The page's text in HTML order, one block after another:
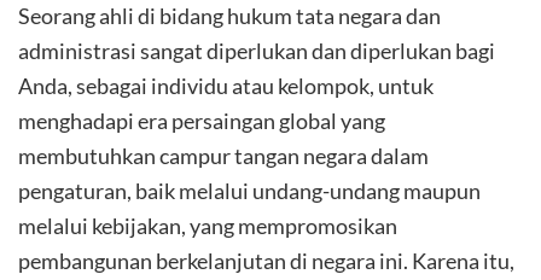
Seorang ahli di bidang hukum tata negara dan
administrasi sangat diperlukan dan diperlukan bagi
Anda, sebagai individu atau kelompok, untuk
menghadapi era persaingan global yang
membutuhkan campur tangan negara dalam
pengaturan, baik melalui undang-undang maupun
melalui kebijakan, yang mempromosikan
pembangunan berkelanjutan di negara ini. Karena itu,